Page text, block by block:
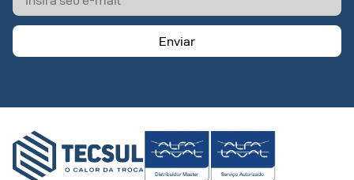
Enviar